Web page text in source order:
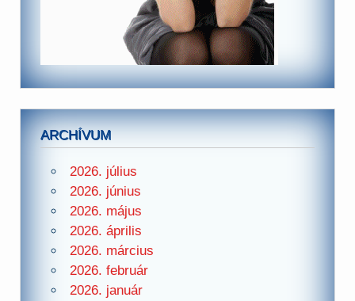
ARCHÍVUM
2026. július
2026. június
2026. május
2026. április
2026. március
2026. február
2026. január